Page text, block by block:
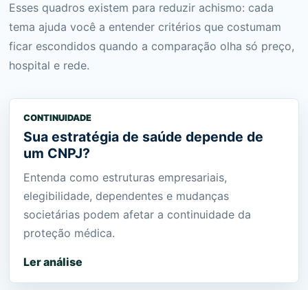
Esses quadros existem para reduzir achismo: cada
tema ajuda você a entender critérios que costumam
ficar escondidos quando a comparação olha só preço,
hospital e rede.
CONTINUIDADE
Sua estratégia de saúde depende de
um CNPJ?
Entenda como estruturas empresariais,
elegibilidade, dependentes e mudanças
societárias podem afetar a continuidade da
proteção médica.
Ler análise